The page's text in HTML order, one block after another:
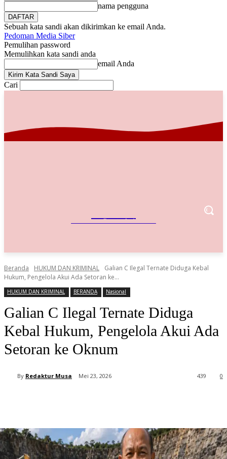
nama pengguna
Sebuah kata sandi akan dikirimkan ke email Anda.
Pedoman Media Siber
Pemulihan password
Memulihkan kata sandi anda
email Anda
Cari
Referensi Bisnis Indonesia
Beranda HUKUM DAN KRIMINAL
Galian C Ilegal Ternate Diduga Kebal
Hukum, Pengelola Akui Ada Setoran ke...
HUKUM DAN KRIMINAL BERANDA Nasional
Galian C Ilegal Ternate Diduga
Kebal Hukum, Pengelola Akui Ada
Setoran ke Oknum
By Redaktur Musa Mei 23, 2026 0
439